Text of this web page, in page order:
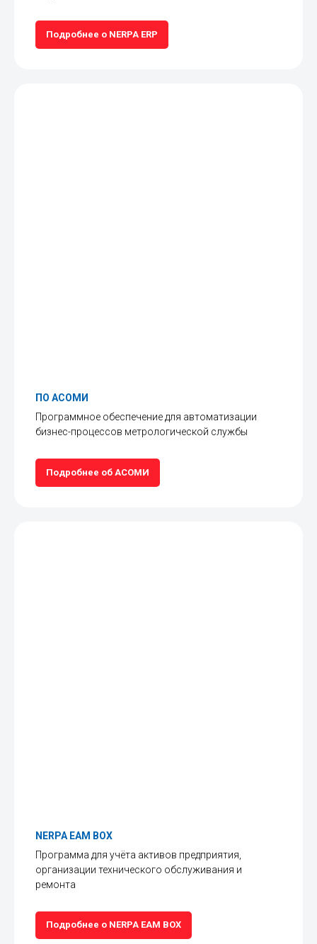
Подробнее о NERPA ERP
ПО АСОМИ
Программное обеспечение для автоматизации
бизнес-процессов метрологической службы
Подробнее об АСОМИ
NERPA EAM BOX
Программа для учёта активов предприятия,
организации технического обслуживания и
ремонта
Подробнее о NERPA EAM BOX